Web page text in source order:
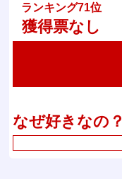
ランキング71位
獲得票なし
なぜ好きなの？